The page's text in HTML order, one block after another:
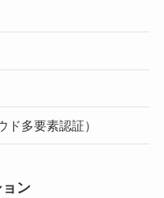
ド多要素認証）
ン